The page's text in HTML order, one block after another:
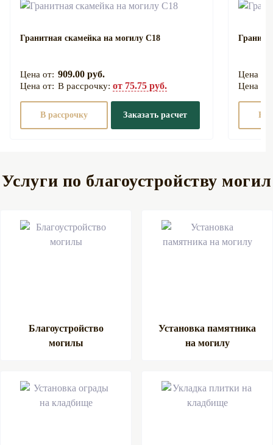
Гранитная скамейка на могилу С18
909.00 руб.
В рассрочку: от 75.75 руб.
В рассрочку Заказать расчет В
Услуги по благоустройству могил
Благоустройство
могилы
Установка памятника
на могилу